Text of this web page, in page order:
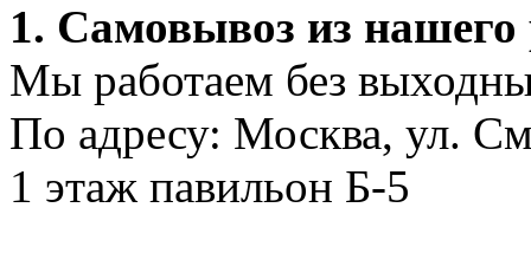
1. Самовывоз из нашего
Мы работаем без
По адресу: Москва, ул.
1 этаж павильон Б-5